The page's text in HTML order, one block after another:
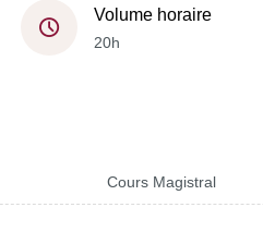
Volume horaire
20h
Cours Magistral